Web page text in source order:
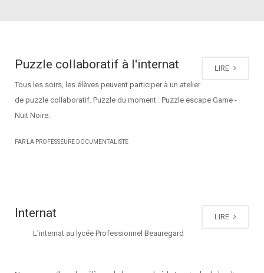
LIRE
Puzzle collaboratif à l'internat
Tous les soirs, les élèves peuvent participer à un atelier
de puzzle collaboratif. Puzzle du moment : Puzzle escape Game -
Nuit Noire.
PAR LA PROFESSEURE DOCUMENTALISTE
LIRE
Internat
L'internat au lycée Professionnel Beauregard